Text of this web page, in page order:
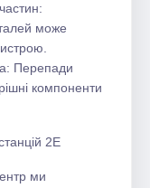
може
Перепади
компоненти
2E
ми